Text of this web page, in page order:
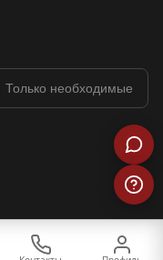
защищены.
📦 YML-фид
.su
Только необходимые